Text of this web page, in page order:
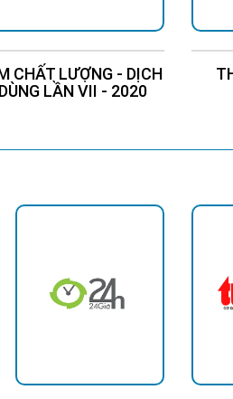
CHẤT LƯỢNG - DỊCH
LẦN VII - 2020